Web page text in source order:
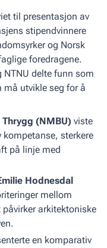
til presentasjon av
stipendvinnere
og Norsk
foredragene.
NTNU delte funn som
må utvikle seg for å
(NMBU) viste
sterkere
på linje med
Hodnesdal
mellom
arkitektoniske
en komparativ